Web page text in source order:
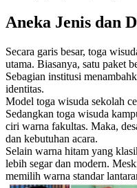
Aneka Jenis dan
Secara garis besar, toga
utama. Biasanya, satu paket
Sebagian institusi
identitas.
Model toga wisuda sekolah
Sedangkan toga wisuda
ciri warna fakultas. Maka,
dan kebutuhan acara.
Selain warna hitam yang
lebih segar dan modern.
memilih warna standar